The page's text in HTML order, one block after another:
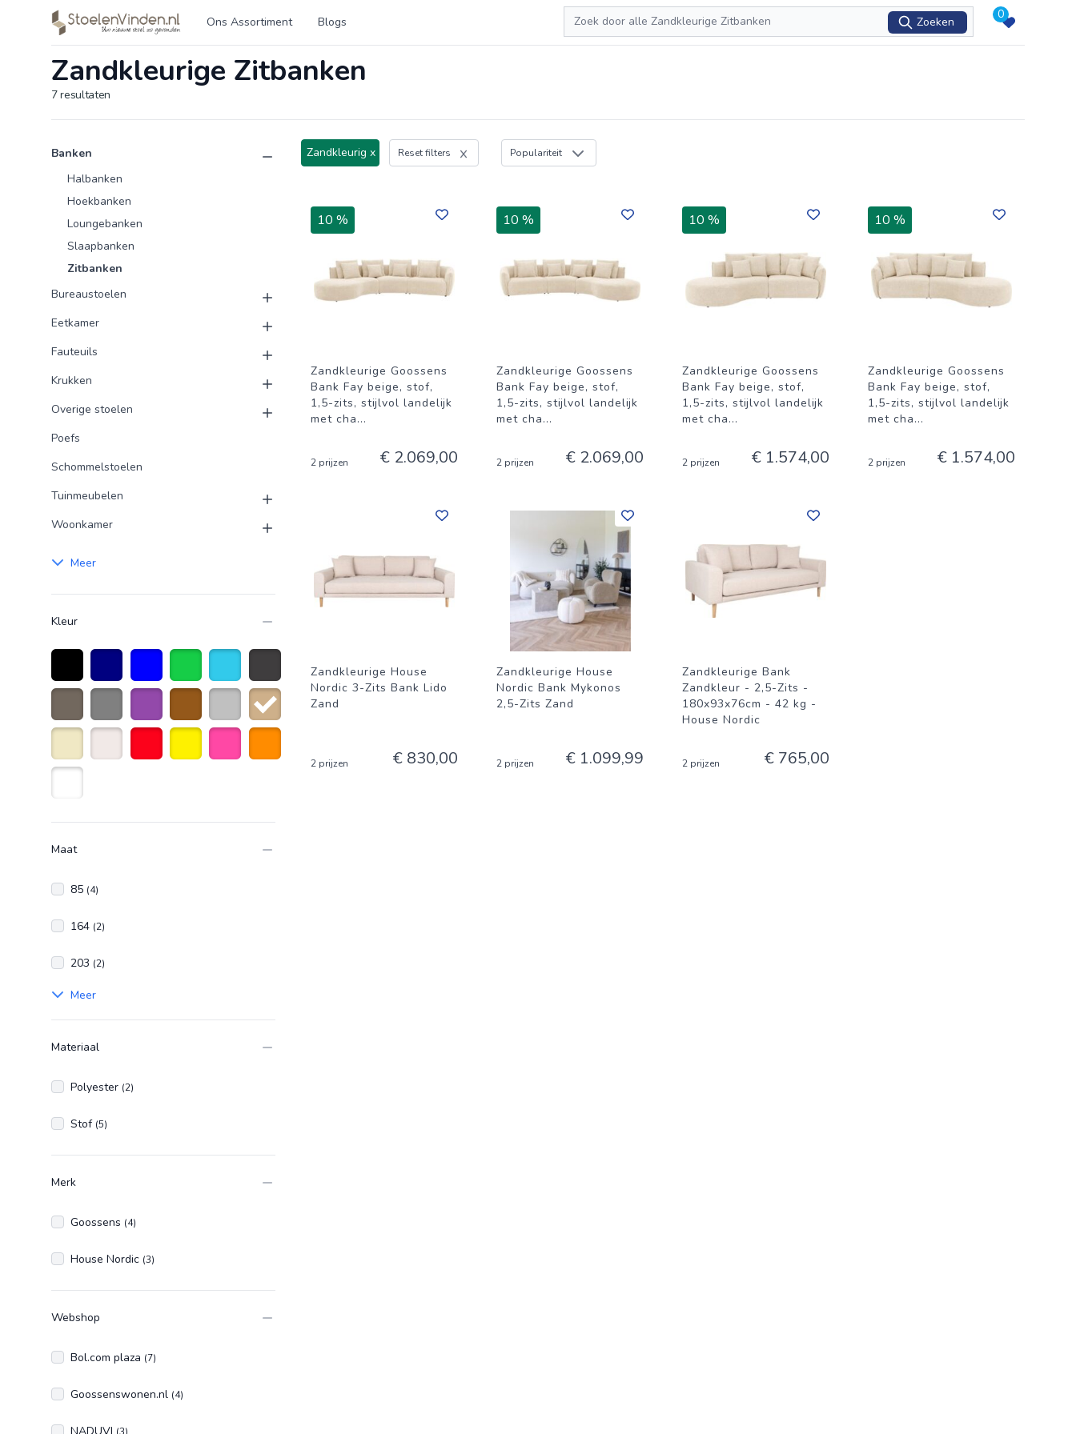
Logo stoelenvinden.nl Ons Assortiment Blogs
Zoeken
Zoeken
0
Zandkleurige Zitbanken
7resultaten
Producten
Product categorieën
Banken
Halbanken
Hoekbanken
Loungebanken
Slaapbanken
Zitbanken
Bureaustoelen
Eetkamer
Fauteuils
Krukken
Overige stoelen
Poefs
Schommelstoelen
Tuinmeubelen
Woonkamer
Meer
Kleur
Zwart Marineblauw
Blauw Groen TurquoiseDonkergrijs
taupe Grijs Paars Bruin Zilver Zandkleurig
Beige
Maat
85 (4)
164 (2)
203 (2)
Meer
Materiaal
Polyester (2)
Stof (5)
Merk
Goossens (4)
House Nordic (3)
Webshop
Bol.com plaza (7)
Goossenswonen.nl (4)
Zandkleurig x Reset filters Populariteit
10 %
Zandkleurige Goossens
Bank Fay beige, stof,
1,5-zits, stijlvol landelijk
met cha...
2 prijzen € 2.069,00
10 %
Zandkleurige Goossens
Bank Fay beige, stof,
1,5-zits, stijlvol landelijk
met cha...
2 prijzen € 2.069,00
10 %
Zandkleurige Goossens
Bank Fay beige, stof,
1,5-zits, stijlvol landelijk
met cha...
2 prijzen € 1.574,00
10 %
Zandkleurige Goossens
Bank Fay beige, stof,
1,5-zits, stijlvol landelijk
met cha...
2 prijzen € 1.574,00
Zandkleurige House
Nordic 3-Zits Bank Lido
Zand
2 prijzen € 830,00
Zandkleurige House
Nordic Bank Mykonos
2,5-Zits Zand
2 prijzen € 1.099,99
Zandkleurige Bank
Zandkleur - 2,5-Zits -
180x93x76cm - 42 kg -
House Nordic
2 prijzen € 765,00